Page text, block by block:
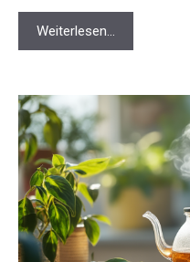
Weiterlesen…